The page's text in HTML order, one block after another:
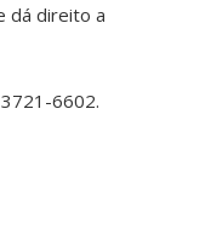
dá direito a
6602.